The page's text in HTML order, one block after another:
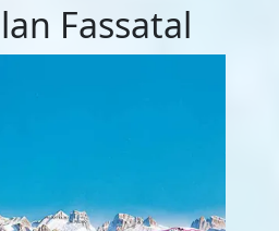
Fassatal